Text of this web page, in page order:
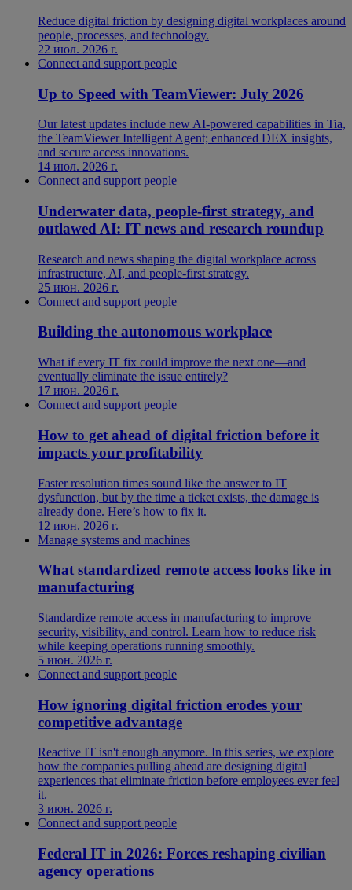
Reduce digital friction by designing digital workplaces around
people, processes, and technology.
22 июл. 2026 г.
Connect and support people
Up to Speed with TeamViewer: July 2026
Our latest updates include new AI-powered capabilities in Tia,
the TeamViewer Intelligent Agent; enhanced DEX insights,
and secure access innovations.
14 июл. 2026 г.
Connect and support people
Underwater data, people-first strategy, and
outlawed AI: IT news and research roundup
Research and news shaping the digital workplace across
infrastructure, AI, and people-first strategy.
25 июн. 2026 г.
Connect and support people
Building the autonomous workplace
What if every IT fix could improve the next one—and
eventually eliminate the issue entirely?
17 июн. 2026 г.
Connect and support people
How to get ahead of digital friction before it
impacts your profitability
Faster resolution times sound like the answer to IT
dysfunction, but by the time a ticket exists, the damage is
already done. Here’s how to fix it.
12 июн. 2026 г.
Manage systems and machines
What standardized remote access looks like in
manufacturing
Standardize remote access in manufacturing to improve
security, visibility, and control. Learn how to reduce risk
while keeping operations running smoothly.
5 июн. 2026 г.
Connect and support people
How ignoring digital friction erodes your
competitive advantage
Reactive IT isn't enough anymore. In this series, we explore
how the companies pulling ahead are designing digital
experiences that eliminate friction before employees ever feel
it.
3 июн. 2026 г.
Connect and support people
Federal IT in 2026: Forces reshaping civilian
agency operations